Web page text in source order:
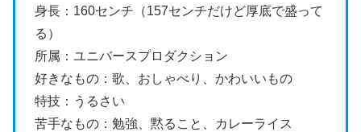
身長：160センチ（157センチだけど厚底で盛って
る）
所属：ユニバースプロダクション
好きなもの：歌、おしゃべり、かわいいもの
特技：うるさい
苦手なもの：勉強、黙ること、カレーライス